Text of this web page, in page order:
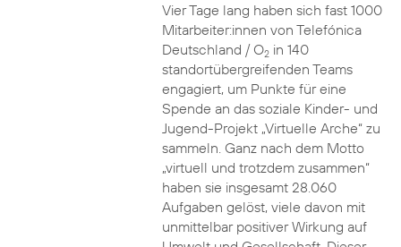
Vier Tage lang haben sich fast 1000
Mitarbeiter:innen von Telefónica
Deutschland / O2in 140
standortübergreifenden Teams
engagiert, um Punkte für eine
Spende an das soziale Kinder- und
Jugend-Projekt „Virtuelle Arche“ zu
sammeln. Ganz nach dem Motto
„virtuell und trotzdem zusammen“
haben sie insgesamt 28.060
Aufgaben gelöst, viele davon mit
unmittelbar positiver Wirkung auf